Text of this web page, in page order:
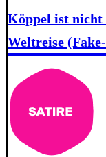
Köppel ist nicht
Weltreise